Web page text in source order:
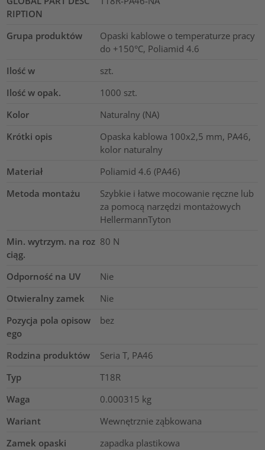
RIPTION
Grupa produktów
Opaski kablowe o temperaturze pracy
do +150°C, Poliamid 4.6
Ilość w
szt.
Ilość w opak.
1000 szt.
Kolor
Naturalny (NA)
Krótki opis
Opaska kablowa 100x2,5 mm, PA46,
kolor naturalny
Materiał
Poliamid 4.6 (PA46)
Metoda montażu
Szybkie i łatwe mocowanie ręczne lub
za pomocą narzędzi montażowych
HellermannTyton
Min. wytrzym. na roz
ciąg.
80 N
Odporność na UV
Nie
Otwieralny zamek
Nie
Pozycja pola opisow
ego
bez
Rodzina produktów
Seria T, PA46
Typ
T18R
Waga
0.000315 kg
Wariant
Wewnętrznie ząbkowana
Zamek opaski
zapadka plastikowa